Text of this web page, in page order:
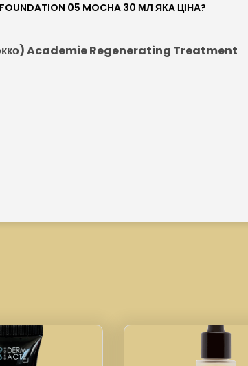
05 MOCHA 30 МЛ ЯКА ЦІНА?
Academie Regenerating Treatment